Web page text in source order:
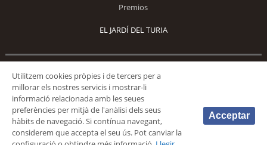
Premios
EL JARDÍ DEL TURIA
Utilitzem cookies pròpies i de tercers per a
millorar els nostres servicis i mostrar-li
informació relacionada amb les seues
preferències per mitjà de l'anàlisi dels seus
hàbits de navegació. Si contínua navegant,
considerem que accepta el seu ús. Pot canviar la
Acceptar